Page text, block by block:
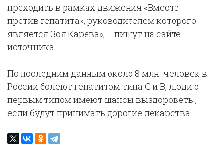
проходить в рамках движения «Вместе
против гепатита», руководителем которого
является Зоя Карева», – пишут на сайте
источника.
По последним данным около 8 млн. человек в
России болеют гепатитом типа С и В, люди с
первым типом имеют шансы выздороветь ,
если будут принимать дорогие лекарства.